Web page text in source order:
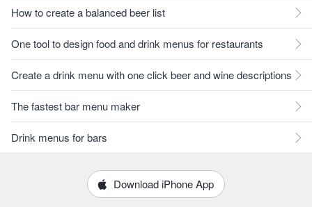
How to create a balanced beer list
One tool to design food and drink menus for restaurants
Create a drink menu with one click beer and wine descriptions
The fastest bar menu maker
Drink menus for bars
Download iPhone App